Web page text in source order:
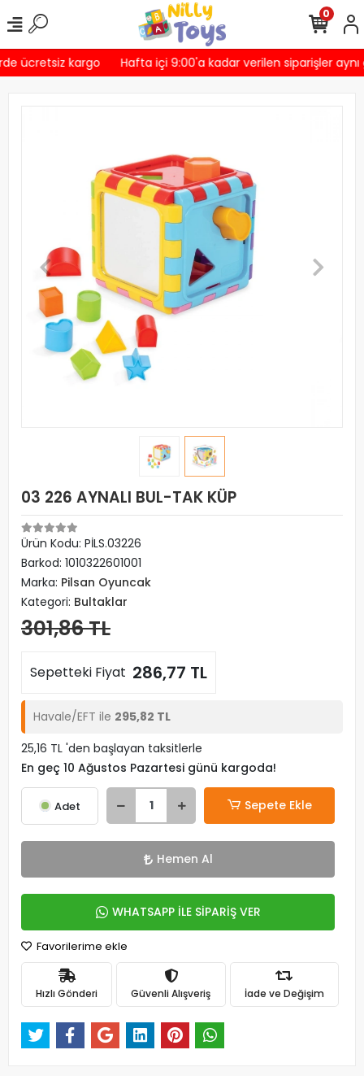
ücretsiz kargo Hafta içi 9:00'a kadar verilen siparişler aynı
0
03 226 AYNALI BUL-TAK KÜP
Ürün Kodu: PİLS.03226
Barkod: 1010322601001
Marka: Pilsan Oyuncak
Kategori: Bultaklar
301,86 TL
Sepetteki Fiyat 286,77 TL
Havale/EFT ile 295,82 TL
25,16 TL 'den başlayan taksitlerle
En geç 10 Ağustos Pazartesi günü kargoda!
Adet Sepete Ekle
Hemen Al
WHATSAPP İLE SİPARİŞ VER
Favorilerime ekle
Hızlı Gönderi Güvenli Alışveriş İade ve Değişim